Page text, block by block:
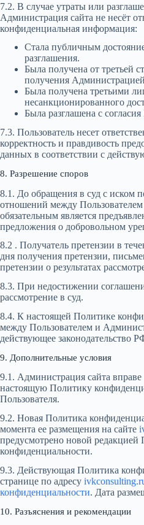
7.2. В случае утраты или
Администрация сайта не несёт
конфиденциальная информация:
Стала публичным
разглашения.
Была получена от третьей
получения
Была получена третьими
несанкционированного
Была разглашена с согласия
7.3. Пользователь несет
корректность и правдивость
данных в соответствии с
8. Разрешение споров
8.1. До обращения в суд с иском
отношений между
обязательным является
предложения о добровольном
8.2 . Получатель претензии в
дня получения претензии,
претензии о результатах
8.3. При недостижении
рассмотрение в суд.
8.4. К настоящей Политике
между Пользователем и
действующее законодательство
9. Дополнительные условия
9.1. Администрация сайта
настоящую Политику
Пользователя.
9.2. Новая Политика
момента ее размещения на сайте
предусмотрено новой редакцией
конфиденциальности.
9.3. Действующая Политика
странице по адресу
конфиденциальности. Дата
10. Разъяснения и рекомендации